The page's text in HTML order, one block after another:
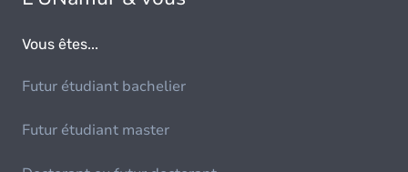
Vous êtes...
Futur étudiant bachelier
Futur étudiant master